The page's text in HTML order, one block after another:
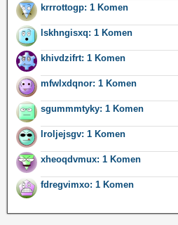
krrrottogp: 1 Komen
lskhngisxq: 1 Komen
khivdzifrt: 1 Komen
mfwlxdqnor: 1 Komen
sgummmtyky: 1 Komen
lroljejsgv: 1 Komen
xheoqdvmux: 1 Komen
fdregvimxo: 1 Komen